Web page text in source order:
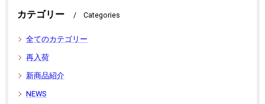
カテゴリー Categories
全てのカテゴリー
再入荷
新商品紹介
NEWS